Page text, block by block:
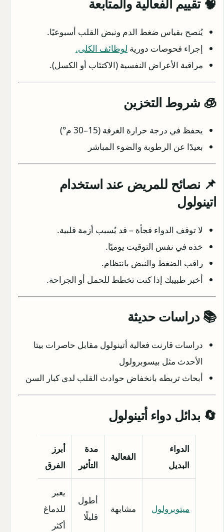
يُنصح بقياس ضغط الدم ونبض القلب أسبوعيًا.
إجراء فحوصات دورية لوظائف الكلى.
مراقبة الأعراض النفسية (الاكتئاب أو الكسل).
🧊 شروط التخزين
يحفظ في درجة حرارة الغرفة (15–30 م°)
بعيدًا عن الرطوبة والضوء المباشر
📌 نصائح للمريض عند استخدام
اتينولول
لا توقف الدواء فجأة – قد يُسبب أزمة قلبية.
خذه في نفس التوقيت يوميًا.
راقب الضغط والنبض بانتظام.
أخبر طبيبك إذا كنت تخطط للحمل أو الجراحة.
📚 دراسات حديثة
دراسات قارنت فعالية أتينولول مقابل حاصرات بيتا
الأحدث مثل بيسوبرولول
أبحاث تربطه بانخفاض حوادث القلب لدى كبار السن
🔄 بدائل دواء أتينولول
الدواء
البديل
الفعالية
مدة
التأثير
أبرز
الفرق
ميتوبرولول مشابهة
أطول
قليلًا
يعبر
للدماغ
أكثر